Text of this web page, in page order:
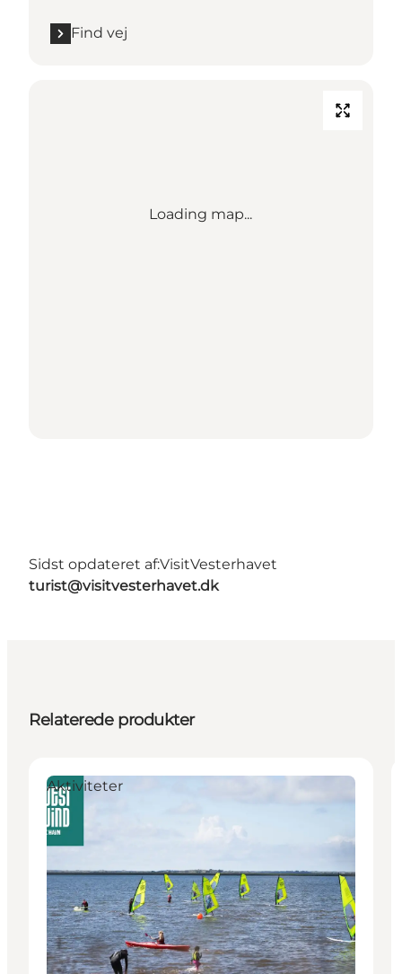
Find vej
Loading map...
Sidst opdateret af:VisitVesterhavet
turist@visitvesterhavet.dk
Relaterede produkter
Aktiviteter